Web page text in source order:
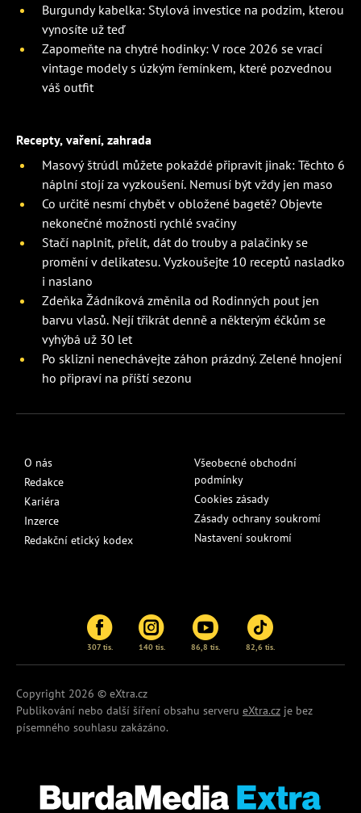
Burgundy kabelka: Stylová investice na podzim, kterou
vynosíte už teď
Zapomeňte na chytré hodinky: V roce 2026 se vrací
vintage modely s úzkým řemínkem, které pozvednou
váš outfit
Recepty, vaření, zahrada
Masový štrúdl můžete pokaždé připravit jinak: Těchto 6
náplní stojí za vyzkoušení. Nemusí být vždy jen maso
Co určitě nesmí chybět v obložené bagetě? Objevte
nekonečné možnosti rychlé svačiny
Stačí naplnit, přelít, dát do trouby a palačinky se
promění v delikatesu. Vyzkoušejte 10 receptů nasladko
i naslano
Zdeňka Žádníková změnila od Rodinných pout jen
barvu vlasů. Nejí třikrát denně a některým éčkům se
vyhýbá už 30 let
Po sklizni nenechávejte záhon prázdný. Zelené hnojení
ho připraví na příští sezonu
O nás
Redakce
Kariéra
Inzerce
Redakční etický kodex
Všeobecné obchodní
podmínky
Cookies zásady
Zásady ochrany soukromí
Nastavení soukromí
307 tis. 140 tis. 86,8 tis. 82,6 tis.
Copyright 2026 © eXtra.cz
Publikování nebo další šíření obsahu serveru eXtra.cz je bez
písemného souhlasu zakázáno.